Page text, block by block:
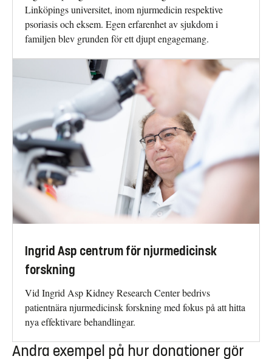
Linköpings universitet, inom njurmedicin respektive
psoriasis och eksem. Egen erfarenhet av sjukdom i
familjen blev grunden för ett djupt engagemang.
Ingrid Asp centrum för njurmedicinsk
forskning
Vid Ingrid Asp Kidney Research Center bedrivs
patientnära njurmedicinsk forskning med fokus på att hitta
nya effektivare behandlingar.
Andra exempel på hur donationer gör